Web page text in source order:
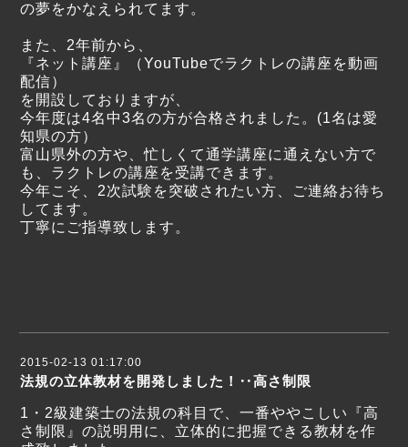
の夢をかなえられてます。
また、2年前から、
『ネット講座』（YouTubeでラクトレの講座を動画
配信）
を開設しておりますが、
今年度は4名中3名の方が合格されました。(1名は愛
知県の方）
富山県外の方や、忙しくて通学講座に通えない方で
も、ラクトレの講座を受講できます。
今年こそ、2次試験を突破されたい方、ご連絡お待ち
してます。
丁寧にご指導致します。
2015-02-13 01:17:00
法規の立体教材を開発しました！‥高さ制限
1・2級建築士の法規の科目で、一番ややこしい『高
さ制限』の説明用に、立体的に把握できる教材を作